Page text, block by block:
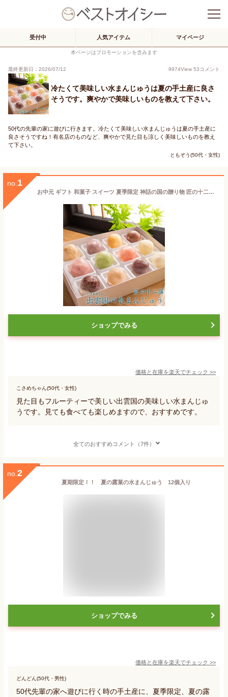
受付中 人気アイテム マイページ
本ページはプロモーションを含みます
最終更新日：2026/07/12 9974View 53コメント
冷たくて美味しい水まんじゅうは夏の手土産に良さ
そうです。爽やかで美味しいものを教えて下さい。
50代の先輩の家に遊びに行きます。冷たくて美味しい水まんじゅうは夏の手土産に
良さそうですね！有名店のものなど、爽やかで見た目も涼しく美味しいものを教え
て下さい。
ともぞう(50代・女性)
no. 1
お中元 ギフト 和菓子 スイーツ 夏季限定 神話の国の贈り物 匠の十二撰「出雲国の水まんじゅう」 父の日ギフト 送料無料（北海道・沖縄を除く）
ショップでみる
価格と在庫を楽天でチェック >>
こさめちゃん(50代・女性)
見た目もフルーティーで美しい出雲国の美味しい水まんじゅ
うです。見ても食べても楽しめますので、おすすめです。
全てのおすすめコメント（7件）
no. 2
夏期限定！！ 夏の露菓の水まんじゅう 12個入り
ショップでみる
価格と在庫を楽天でチェック >>
どんどん(50代・男性)
50代先輩の家へ遊びに行く時の手土産に、夏季限定、夏の露